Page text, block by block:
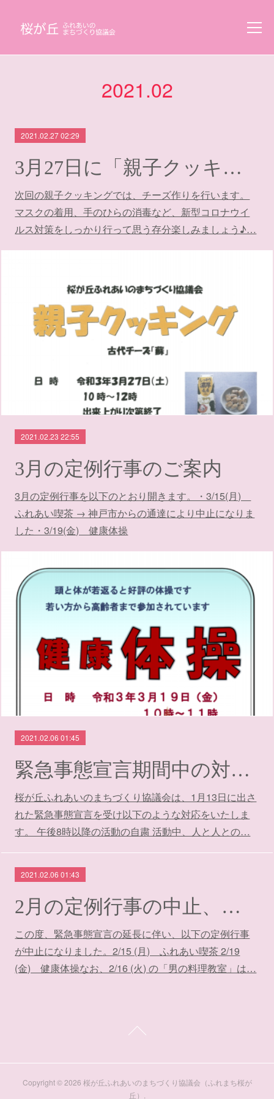
2021.02
2021.02.27 02:29
3月27日に「親子クッキング」を開催します
次回の親子クッキングでは、チーズ作りを行います。
マスクの着用、手のひらの消毒など、新型コロナウイ
ルス対策をしっかり行って思う存分楽しみましょう♪…
2021.02.23 22:55
3月の定例行事のご案内
3月の定例行事を以下のとおり開きます。・3/15(月)
ふれあい喫茶 → 神戸市からの通達により中止になりま
した・3/19(金) 健康体操
2021.02.06 01:45
緊急事態宣言期間中の対応について（期間延長）
桜が丘ふれあいのまちづくり協議会は、1月13日に出さ
れた緊急事態宣言を受け以下のような対応をいたしま
す。 午後8時以降の活動の自粛 活動中、人と人との…
2021.02.06 01:43
2月の定例行事の中止、延期のご案内
この度、緊急事態宣言の延長に伴い、以下の定例行事
が中止になりました。2/15 (月) ふれあい喫茶 2/19
(金) 健康体操なお、2/16 (火) の「男の料理教室」は…
Copyright ©2026 桜が丘ふれあいのまちづくり協議会（ふれまち桜が
丘）